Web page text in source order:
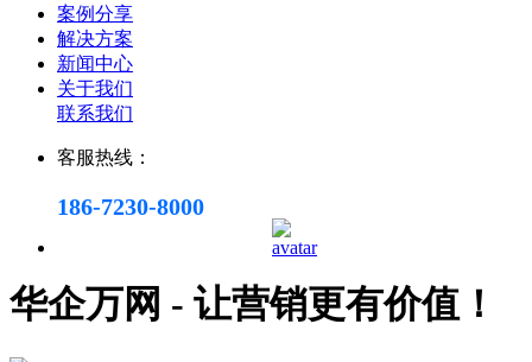
案例分享
解决方案
新闻中心
关于我们
联系我们
客服热线：
186-7230-8000
华企万网 - 让营销更有价值！